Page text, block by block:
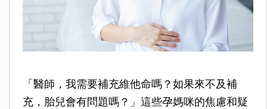
「醫師，我需要補充維他命嗎？如果來不及補
充，胎兒會有問題嗎？」這些孕媽咪的焦慮和疑